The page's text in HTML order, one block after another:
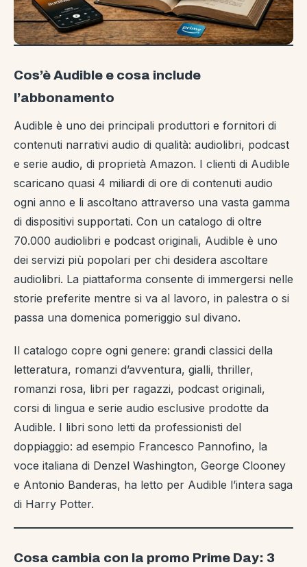
Cos’è Audible e cosa include
l’abbonamento
Audible è uno dei principali produttori e fornitori di
contenuti narrativi audio di qualità: audiolibri, podcast
e serie audio, di proprietà Amazon. I clienti di Audible
scaricano quasi 4 miliardi di ore di contenuti audio
ogni anno e li ascoltano attraverso una vasta gamma
di dispositivi supportati. Con un catalogo di oltre
70.000 audiolibri e podcast originali, Audible è uno
dei servizi più popolari per chi desidera ascoltare
audiolibri. La piattaforma consente di immergersi nelle
storie preferite mentre si va al lavoro, in palestra o si
passa una domenica pomeriggio sul divano.
Il catalogo copre ogni genere: grandi classici della
letteratura, romanzi d’avventura, gialli, thriller,
romanzi rosa, libri per ragazzi, podcast originali,
corsi di lingua e serie audio esclusive prodotte da
Audible. I libri sono letti da professionisti del
doppiaggio: ad esempio Francesco Pannofino, la
voce italiana di Denzel Washington, George Clooney
e Antonio Banderas, ha letto per Audible l’intera saga
di Harry Potter.
Cosa cambia con la promo Prime Day: 3